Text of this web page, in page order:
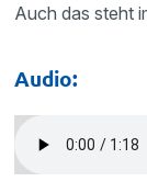
Auch das steht
Audio: